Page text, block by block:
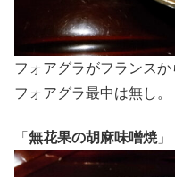
フォアグラがフランス
フォアグラ最中は無し。
「 無花果の胡麻味噌焼 」